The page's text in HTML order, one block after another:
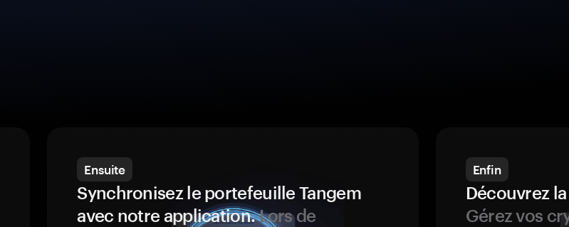
Ensuite
Synchronisez le portefeuille Tangem
avec notre application.Lors de
Enfin
Découvrez
Gérez vos